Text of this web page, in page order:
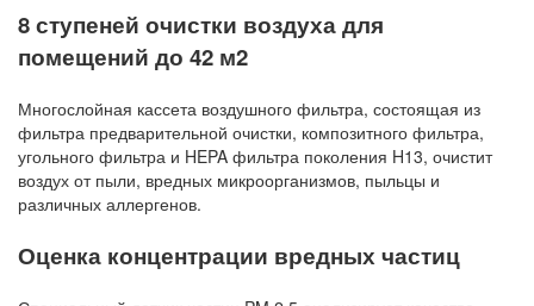
8 ступеней очистки воздуха для
помещений до 42 м2
Многослойная кассета воздушного фильтра, состоящая из
фильтра предварительной очистки, композитного фильтра,
угольного фильтра и HEPA фильтра поколения H13, очистит
воздух от пыли, вредных микроорганизмов, пыльцы и
различных аллергенов.
Оценка концентрации вредных частиц